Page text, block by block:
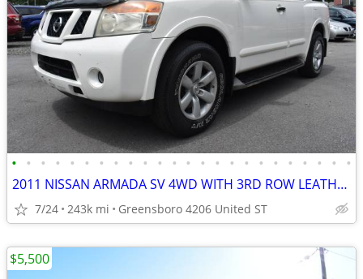
• • • • • • • • • • • • • • • • • • • • • • • •
2011 NISSAN ARMADA SV 4WD WITH 3RD ROW LEATHER SEATS AND DVD
7/24 243k mi Greensboro 4206 United ST
$5,500